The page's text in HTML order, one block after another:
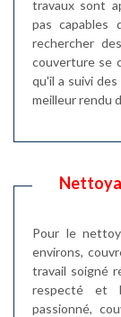
travaux sont
pas capables
rechercher
couverture se
qu'il a suivi
meilleur rendu
Pour le
environs,
travail soigné
respecté et
passionné,